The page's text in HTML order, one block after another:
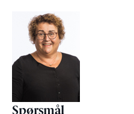
Spørsmål